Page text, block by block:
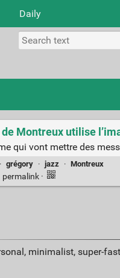
Daily
Montreux utilise
qui vont mettre des
· grégory · jazz · Montreux
permalink ·
minimalist, super-